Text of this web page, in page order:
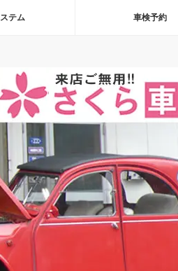
テム 車検予約